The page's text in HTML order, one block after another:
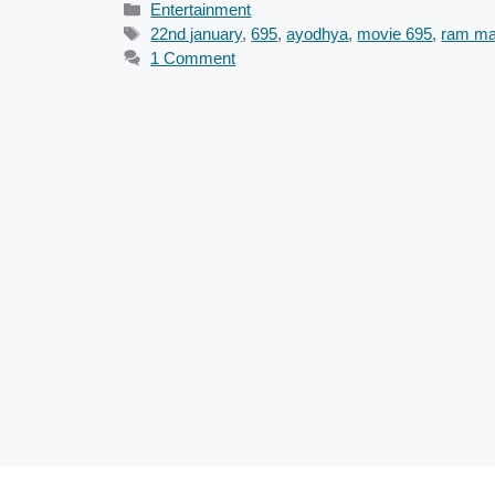
Categories
Entertainment
Tags
22nd january,695,ayodhya, movie 695, ram
1 Comment